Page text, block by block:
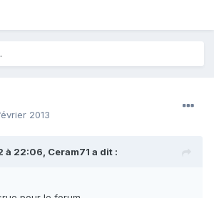
2013
à 22:06, Ceram71 a dit :